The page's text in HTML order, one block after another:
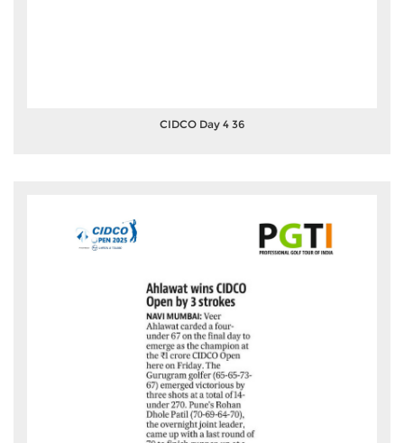
CIDCO Day 4 36